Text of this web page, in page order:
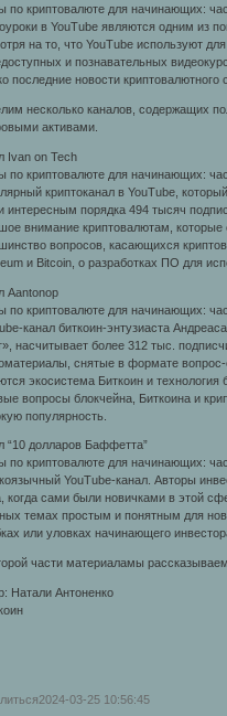
по криптовалюте для начинающих:
в YouTube являются одним из
на то, что YouTube используют
и познавательных
последние новости
несколько каналов, содержащих
активами.
Ivan on Tech
по криптовалюте для начинающих:
криптоканал в YouTube,
интересным порядка 494 тысяч
внимание криптовалютам,
вопросов, касающихся
и Bitcoin, о разработках ПО для
Aantonop
по криптовалюте для начинающих:
канал биткоин-энтузиаста
насчитывает более 312 тыс.
снятые в формате
экосистема Биткоин и
вопросы блокчейна, Биткоина и
популярность.
“10 долларов Баффетта”
по криптовалюте для начинающих:
YouTube-канал. Авторы
когда сами были новичками в этой
темах простым и понятным для
или уловках начинающего
части материаламы
Натали Антоненко
2024-03-25 10:56:45